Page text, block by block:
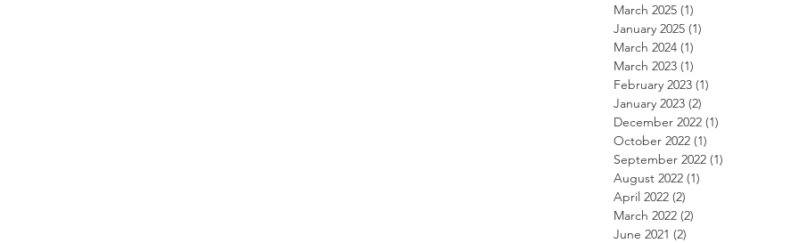
March 2025 (1)
January 2025 (1)
March 2024 (1)
March 2023 (1)
February 2023 (1)
January 2023 (2)
December 2022 (1)
October 2022 (1)
September 2022 (1)
August 2022 (1)
April 2022 (2)
March 2022 (2)
June 2021 (2)